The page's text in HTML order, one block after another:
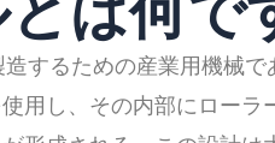
するための産業用機械で
用し、その内部にローラ